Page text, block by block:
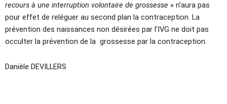
recours à une interruption volontaire de grossesse » n’aura pas
pour effet de reléguer au second plan la contraception. La
prévention des naissances non désirées par l’IVG ne doit pas
occulter la prévention de la grossesse par la contraception.
Danièle DEVILLERS